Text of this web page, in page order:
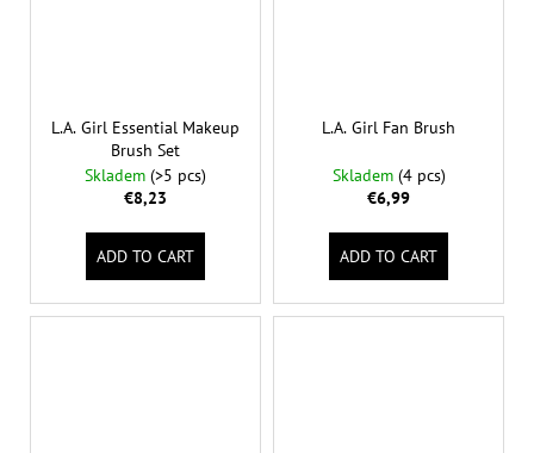
L.A. Girl Essential Makeup
Brush Set
Skladem (>5 pcs)
€8,23
ADD TO CART
L.A. Girl Fan Brush
Skladem (4 pcs)
€6,99
ADD TO CART